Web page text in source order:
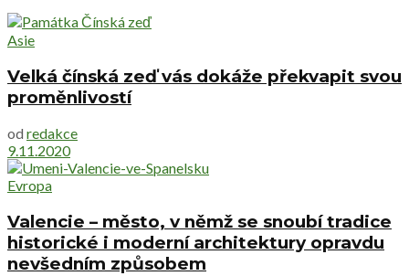
Asie
Velká čínská zeď vás dokáže překvapit svou
proměnlivostí
od redakce
9.11.2020
Evropa
Valencie – město, v němž se snoubí tradice
historické i moderní architektury opravdu
nevšedním způsobem